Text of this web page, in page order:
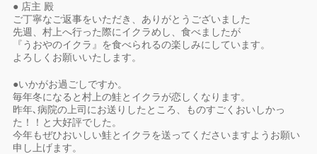
● 店主 殿
ご丁寧なご返事をいただき、ありがとうございました
先週、村上へ行った際にイクラめし、食べましたが
『うおやのイクラ』を食べられるの楽しみにしています。
よろしくお願いいたします。
●いかがお過ごしですか。
毎年冬になると村上の鮭とイクラが恋しくなります。
昨年､病院の上司にお送りしたところ、ものすごくおいしかっ
た！！と大好評でした。
今年もぜひおいしい鮭とイクラを送ってくださいますようお願い
申し上げます。